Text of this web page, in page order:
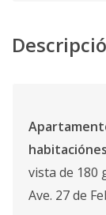
habitaciónes
vista de 180
Ave. 27 de